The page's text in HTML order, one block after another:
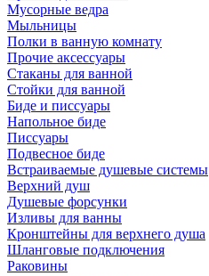
Мусорные ведра
Мыльницы
Полки в ванную комнату
Прочие аксессуары
Стаканы для ванной
Стойки для ванной
Биде и писсуары
Напольное биде
Писсуары
Подвесное биде
Встраиваемые душевые системы
Верхний душ
Душевые форсунки
Изливы для ванны
Кронштейны для верхнего душа
Шланговые подключения
Раковины